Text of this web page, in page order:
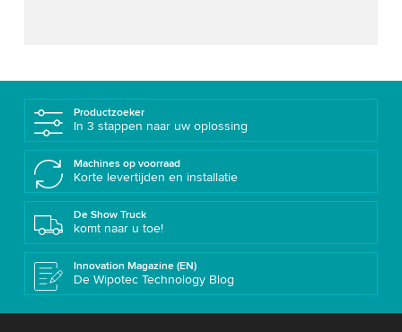
Productzoeker
In 3 stappen naar uw oplossing
Machines op voorraad
Korte levertijden en installatie
De Show Truck
komt naar u toe!
Innovation Magazine (EN)
De Wipotec Technology Blog